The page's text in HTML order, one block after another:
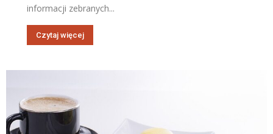
informacji zebranych...
Czytaj więcej